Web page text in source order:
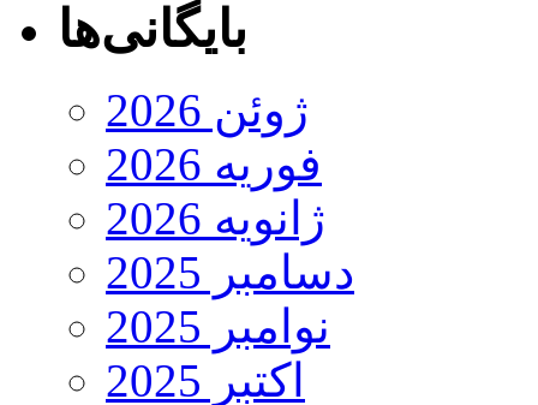
بایگانی‌ها
ژوئن 2026
فوریه 2026
ژانویه 2026
دسامبر 2025
نوامبر 2025
اکتبر 2025